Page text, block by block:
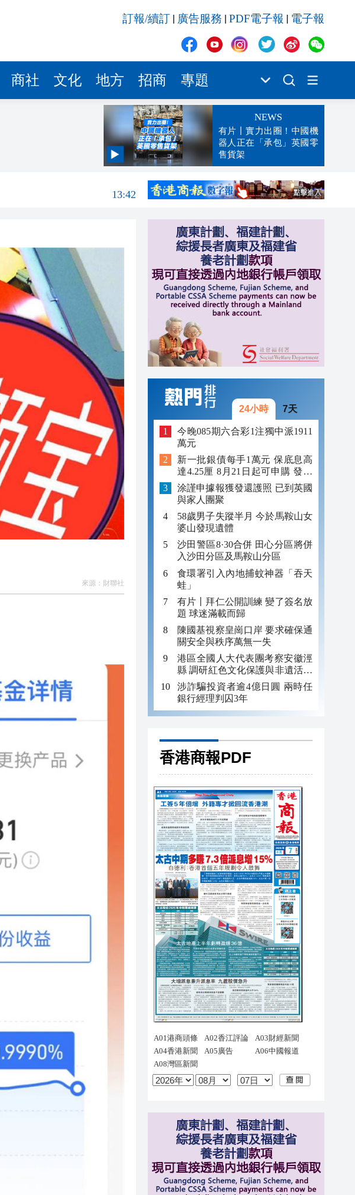
訂報/續訂 廣告服務 PDF電子報 電子報
商社 文化 地方 招商 專題
NEWS
有片丨實力出圈！中國機
器人正在「承包」英國零
售貨架
13:47
13:42
12:09
來源： 財聯社
24小時 7天
今晚085期六合彩1注獨中派1911
萬元
新一批銀債每手1萬元 保底息高
達4.25厘 8月21日起可申購 發行
金額最多550億
涂謹申據報獲發還護照 已到英國
與家人團聚
58歲男子失蹤半月 今於馬鞍山女
婆山發現遺體
沙田警區8·30合併 田心分區將併
入沙田分區及馬鞍山分區
食環署引入內地捕蚊神器「吞天
蛙」
有片〡拜仁公開訓練 變了簽名放
題 球迷滿載而歸
陳國基視察皇崗口岸 要求確保通
關安全與秩序萬無一失
港區全國人大代表團考察安徽涇
縣 調研紅色文化保護與非遺活態
傳承
涉詐騙投資者逾4億日圓 兩時任
銀行經理判囚3年
香港商報PDF